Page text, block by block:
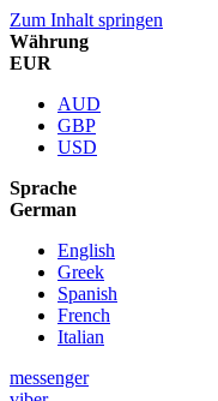
Zum Inhalt springen
Währung
EUR
AUD
GBP
USD
Sprache
German
English
Greek
Spanish
French
Italian
messenger